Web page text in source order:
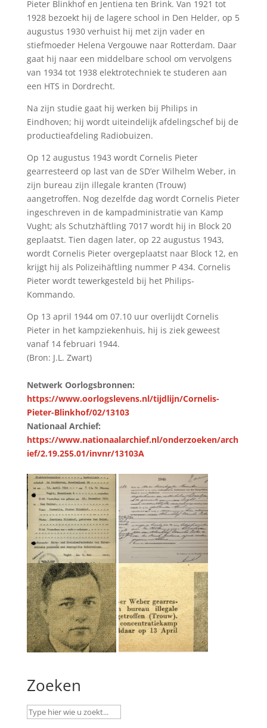
Pieter Blinkhof en Jentiena ten Brink. Van 1921 tot
1928 bezoekt hij de lagere school in Den Helder, op 5
augustus 1930 verhuist hij met zijn vader en
stiefmoeder Helena Vergouwe naar Rotterdam. Daar
gaat hij naar een middelbare school om vervolgens
van 1934 tot 1938 elektrotechniek te studeren aan
een HTS in Dordrecht.
Na zijn studie gaat hij werken bij Philips in
Eindhoven; hij wordt uiteindelijk afdelingschef bij de
productieafdeling Radiobuizen.
Op 12 augustus 1943 wordt Cornelis Pieter
gearresteerd op last van de SD’er Wilhelm Weber, in
zijn bureau zijn illegale kranten (Trouw)
aangetroffen. Nog dezelfde dag wordt Cornelis Pieter
ingeschreven in de kampadministratie van Kamp
Vught; als Schutzhäftling 7017 wordt hij in Block 20
geplaatst. Tien dagen later, op 22 augustus 1943,
wordt Cornelis Pieter overgeplaatst naar Block 12, en
krijgt hij als Polizeihäftling nummer P 434. Cornelis
Pieter wordt tewerkgesteld bij het Philips-
Kommando.
Op 13 april 1944 om 07.10 uur overlijdt Cornelis
Pieter in het kampziekenhuis, hij is ziek geweest
vanaf 14 februari 1944.
(Bron: J.L. Zwart)
Netwerk Oorlogsbronnen:
https://www.oorlogslevens.nl/tijdlijn/Cornelis-
Pieter-Blinkhof/02/13103
Nationaal Archief:
https://www.nationaalarchief.nl/onderzoeken/arch
ief/2.19.255.01/invnr/13103A
Zoeken